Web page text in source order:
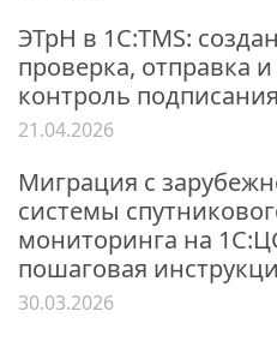
ЭТрН в 1С:TMS:
проверка, отправка и
контроль подписания
21.04.2026
Миграция с
системы
мониторинга на
пошаговая
30.03.2026